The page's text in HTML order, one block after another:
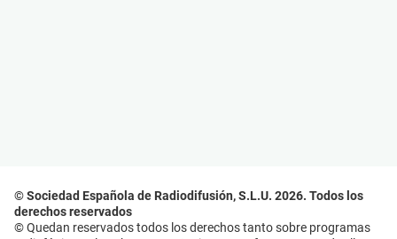
© Sociedad Española de Radiodifusión, S.L.U. 2026. Todos los
derechos reservados
© Quedan reservados todos los derechos tanto sobre programas